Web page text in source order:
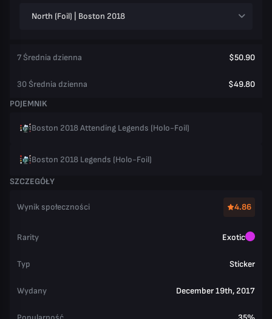
North (Foil) | Boston 2018
7 Średnia dzienna $50.90
30 Średnia dzienna
$49.80
POJEMNIK
Boston 2018 Attending Legends (Holo-Foil)
Boston 2018 Legends (Holo-Foil)
SZCZEGÓŁY
Wynik społeczności 4.86
Rarity Exotic
Typ Sticker
Wydany December 19th, 2017